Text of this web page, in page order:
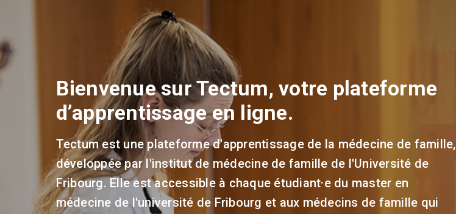
Bienvenue sur Tectum, votre plateforme
d’apprentissage en ligne.
Tectum est une plateforme d'apprentissage de la médecine de famille,
développée par l'institut de médecine de famille de l'Université de
Fribourg. Elle est accessible à chaque étudiant·e du master en
médecine de l'université de Fribourg et aux médecins de famille qui